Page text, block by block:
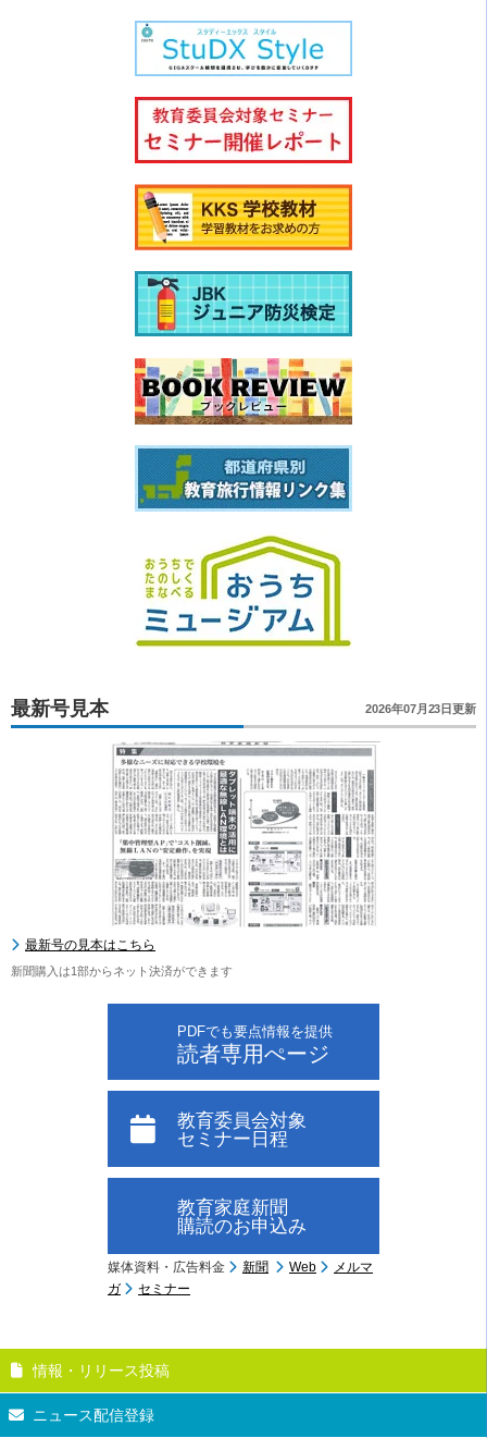
最新号見本 2026年07月23日更新
最新号の見本はこちら
新聞購入は1部からネット決済ができます
PDFでも要点情報を提供
読者専用ぺージ
教育委員会対象
セミナー日程
教育家庭新聞
購読のお申込み
媒体資料・広告料金 新聞 Web
メルマ
ガ
セミナー
情報・リリース投稿
ニュース配信登録